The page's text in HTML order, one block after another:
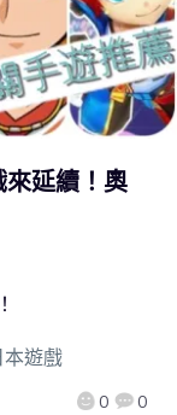
來延續！奧
0 0
本遊戲